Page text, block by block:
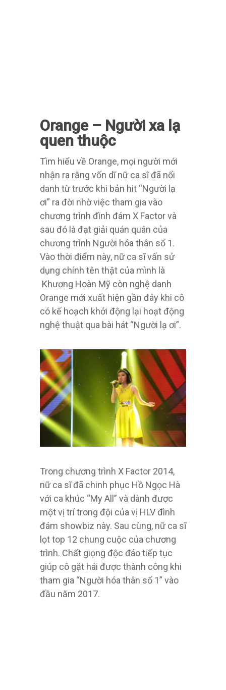
Orange – Người xa lạ
quen thuộc
Tìm hiểu về Orange, mọi người mới
nhận ra rằng vốn dĩ nữ ca sĩ đã nổi
danh từ trước khi bản hit “Người lạ
ơi” ra đời nhờ việc tham gia vào
chương trình đình đám X Factor và
sau đó là đạt giải quán quân của
chương trình Người hóa thân số 1.
Vào thời điểm này, nữ ca sĩ vấn sử
dụng chính tên thật của mình là
Khương Hoàn Mỹ còn nghệ danh
Orange mới xuất hiện gần đây khi cô
có kế hoạch khởi động lại hoạt động
nghệ thuật qua bài hát “Người lạ ơi”.
Trong chương trình X Factor 2014,
nữ ca sĩ đã chinh phục Hồ Ngọc Hà
với ca khúc “My All” và dành được
một vị trí trong đội của vị HLV đình
đám showbiz này. Sau cùng, nữ ca sĩ
lọt top 12 chung cuộc của chương
trình. Chất giọng độc đáo tiếp tục
giúp cô gặt hái được thành công khi
tham gia “Người hóa thân số 1” vào
đầu năm 2017.